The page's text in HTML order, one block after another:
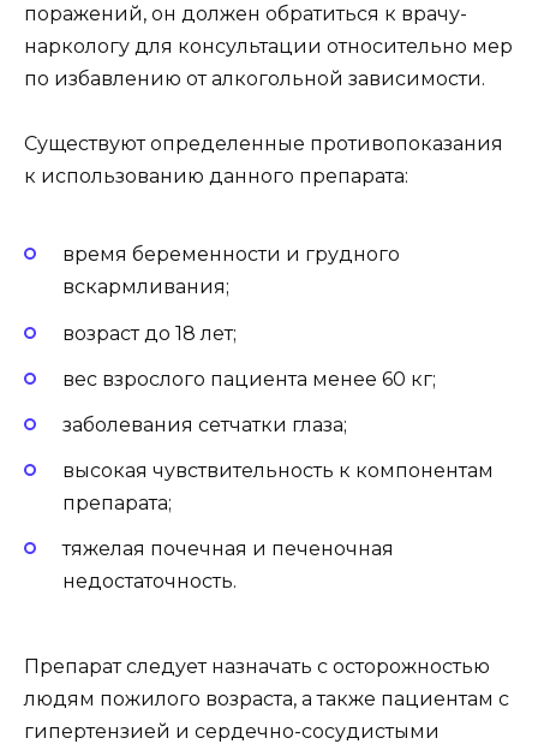
поражений, он должен обратиться к врачу-
наркологу для консультации относительно мер
по избавлению от алкогольной зависимости.
Существуют определенные противопоказания
к использованию данного препарата:
время беременности и грудного
вскармливания;
возраст до 18 лет;
вес взрослого пациента менее 60 кг;
заболевания сетчатки глаза;
высокая чувствительность к компонентам
препарата;
тяжелая почечная и печеночная
недостаточность.
Препарат следует назначать с осторожностью
людям пожилого возраста, а также пациентам с
гипертензией и сердечно-сосудистыми